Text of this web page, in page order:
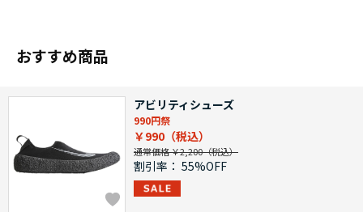
おすすめ商品
アビリティシューズ
990円祭
￥990
通常価格 ￥2,200
割引率： 55%OFF